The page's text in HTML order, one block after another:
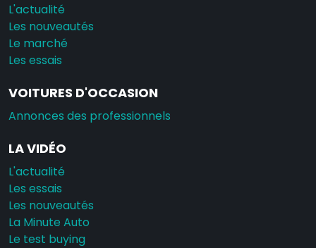
L'actualité
Les nouveautés
Le marché
Les essais
VOITURES D'OCCASION
Annonces des professionnels
LA VIDÉO
L'actualité
Les essais
Les nouveautés
La Minute Auto
Le test buying